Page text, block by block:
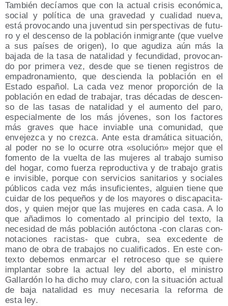
Tam­bién decía­mos que con la actual cri­sis eco­nó­mi­ca,
social y polí­ti­ca de una gra­ve­dad y cua­li­dad nue­va,
está pro­vo­can­do una juven­tud sin pers­pec­ti­vas de futu­
ro y el des­cen­so de la pobla­ción inmi­gran­te (que vuel­ve
a sus paí­ses de ori­gen), lo que agu­di­za aún más la
baja­da de la tasa de nata­li­dad y fecun­di­dad, pro­vo­can­
do por pri­me­ra vez, des­de que se tie­nen regis­tros de
empa­dro­na­mien­to, que des­cien­da la pobla­ción en el
Esta­do espa­ñol. La cada vez menor pro­por­ción de la
pobla­ción en edad de tra­ba­jar, tras déca­das de des­cen­
so de las tasas de nata­li­dad y el aumen­to del paro,
espe­cial­men­te de los más jóve­nes, son los fac­to­res
más gra­ves que hace invia­ble una comu­ni­dad, que
enve­jez­ca y no crez­ca. Ante esta dra­má­ti­ca situa­ción,
al poder no se lo ocu­rre otra «solu­ción» mejor que el
fomen­to de la vuel­ta de las muje­res al tra­ba­jo sumi­so
del hogar, como fuer­za repro­duc­ti­va y de tra­ba­jo gra­tis
e invi­si­ble, por­que con ser­vi­cios sani­ta­rios y socia­les
públi­cos cada vez más insu­fi­cien­tes, alguien tie­ne que
cui­dar de los peque­ños y de los mayo­res o dis­ca­pa­ci­ta­
dos, y quien mejor que las muje­res en cada casa. A lo
que aña­di­mos lo comen­ta­do al prin­ci­pio del tex­to, la
nece­si­dad de más pobla­ción autóc­to­na ‑con cla­ras con­
no­ta­cio­nes racis­tas- que cubra, sea exce­den­te de
mano de obra de tra­ba­jos no cua­li­fi­ca­dos. En este con­
tex­to debe­mos enmar­car el retro­ce­so que se quie­re
implan­tar sobre la actual ley del abor­to, el minis­tro
Gallar­dón lo ha dicho muy cla­ro, con la situa­ción actual
de baja nata­li­dad es muy nece­sa­ria la refor­ma de
esta ley.